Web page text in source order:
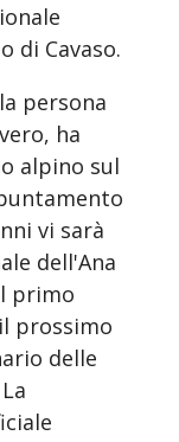
di Cavaso.
persona
ha
alpino sul
vi sarà
dell'Ana
primo
prossimo
delle